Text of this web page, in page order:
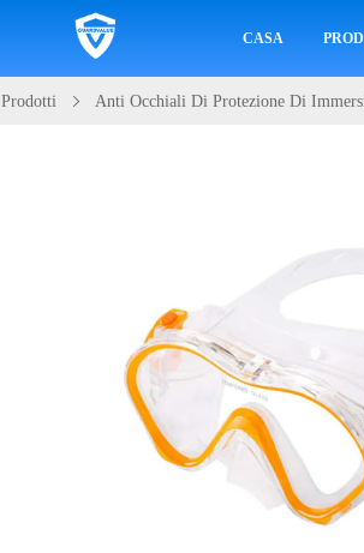
CASA
Prodotti Anti Occhiali Di Protezione Di